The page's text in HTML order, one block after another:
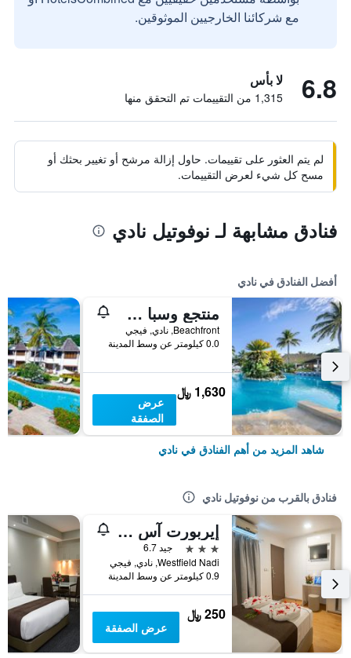
مع شركائنا الخارجيين الموثوقين.
6.8 لا بأس
1,315 من التقييمات تم التحقق منها
لم يتم العثور على تقييمات. حاول إزالة مرشح أو تغيير بحثك أو
مسح كل شيء لعرض التقييمات.
فنادق مشابهة لـ نوفوتيل نادي
أفضل الفنادق في نادي
منتجع وسبا سوفيتل فيجي
Beachfront, نادي, فيجي
0.0 كيلومتر عن وسط المدينة
1,630 ﷼
عرض
الصفقة
شاهد المزيد من أهم الفنادق في نادي
فنادق بالقرب من نوفوتيل نادي
إيربورت آس هوتل
3 نجوم
جيد 6.7
Westfield Nadi, نادي, فيجي
0.9 كيلومتر عن وسط المدينة
250 ﷼
عرض الصفقة